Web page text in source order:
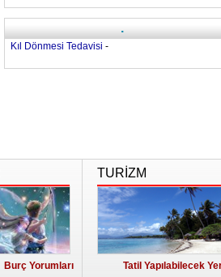
.
Kıl Dönmesi Tedavisi -
Burç Yorumları
TURİZM
Tatil Yapılabilecek